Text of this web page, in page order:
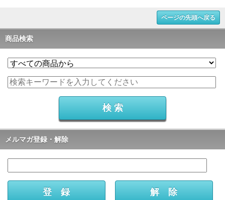
ページの先頭へ戻る
商品検索
メルマガ登録・解除